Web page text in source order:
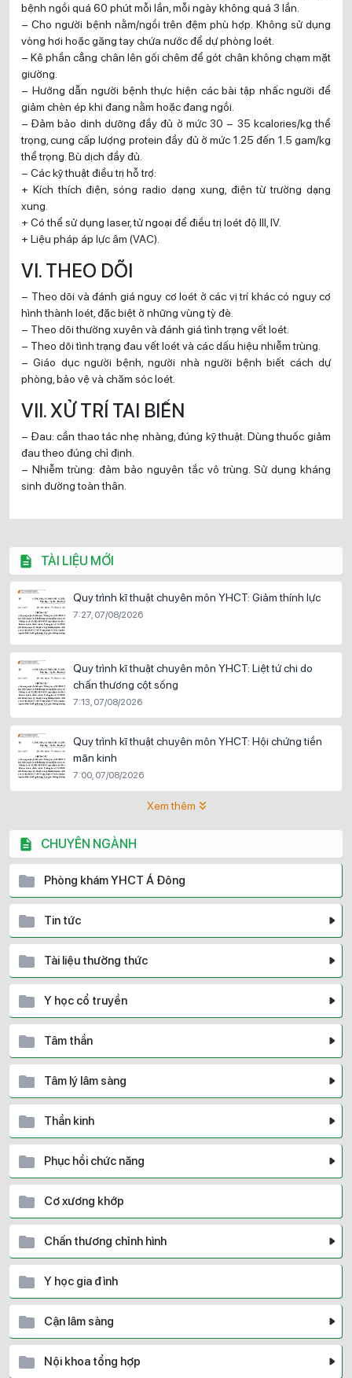
TÀI LIỆU MỚI
Quy trình kĩ thuật chuyên môn YHCT: Giảm thính lực
7:27, 07/08/2026
Quy trình kĩ thuật chuyên môn YHCT: Liệt tứ chi do
chấn thương cột sống
7:13, 07/08/2026
Quy trình kĩ thuật chuyên môn YHCT: Hội chứng tiền
mãn kinh
7:00, 07/08/2026
Xem thêm
CHUYÊN NGÀNH
Phòng khám YHCT Á Đông
Tin tức
Tài liệu thường thức
Y học cổ truyền
Tâm thần
Tâm lý lâm sàng
Thần kinh
Phục hồi chức năng
Cơ xương khớp
Chấn thương chỉnh hình
Y học gia đình
Cận lâm sàng
Nội khoa tổng hợp
bệnh ngồi quá 60 phút mỗi lần, mỗi ngày không quá 3 lần.
– Cho người bệnh nằm/ngồi trên đệm phù hợp. Không sử dụng
vòng hơi hoặc găng tay chứa nước để dự phòng loét.
– Kê phần cẳng chân lên gối chêm để gót chân không chạm mặt
giường.
– Hướng dẫn người bệnh thực hiện các bài tập nhấc người để
giảm chèn ép khi đang nằm hoặc đang ngồi.
– Đảm bảo dinh dưỡng đầy đủ ở mức 30 – 35 kcalories/kg thể
trọng, cung cấp lượng protein đầy đủ ở mức 1.25 đến 1.5 gam/kg
thể trọng. Bù dịch đầy đủ.
– Các kỹ thuật điều trị hỗ trợ:
+ Kích thích điện, sóng radio dạng xung, điện từ trường dạng
xung.
+ Có thể sử dụng laser, tử ngoại để điều trị loét độ III, IV.
+ Liệu pháp áp lực âm (VAC).
VI. THEO DÕI
– Theo dõi và đánh giá nguy cơ loét ở các vị trí khác có nguy cơ
hình thành loét, đặc biệt ở những vùng tỳ đè.
– Theo dõi thường xuyên và đánh giá tình trạng vết loét.
– Theo dõi tình trạng đau vết loét và các dấu hiệu nhiễm trùng.
– Giáo dục người bệnh, người nhà người bệnh biết cách dự
phòng, bảo vệ và chăm sóc loét.
VII. XỬ TRÍ TAI BIẾN
– Đau: cần thao tác nhẹ nhàng, đúng kỹ thuật. Dùng thuốc giảm
đau theo đúng chỉ định.
– Nhiễm trùng: đảm bảo nguyên tắc vô trùng. Sử dụng kháng
sinh đường toàn thân.